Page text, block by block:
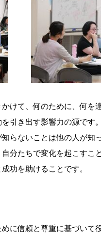
けて、何のために、何を
引き出す影響力の源です
らないことは他の人が知
分たちで変化を起こすこ
功を助けることです。
に信頼と尊重に基づいて